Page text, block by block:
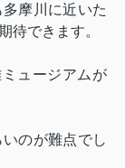
摩川に近いた
待できます。
ュージアムが
のが難点でし